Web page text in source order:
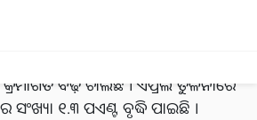
ଙ୍କ ଦରମା
ବୋଲି କୁହାଯାଇଛି।
ବଢ଼ି ଚାଲିଛି । ଏପ୍ରିଲ ତୁଳନାରେ
ସଂଖ୍ୟା ୧.୩ ପଏଣ୍ଟ ବୃଦ୍ଧି ପାଇଛି ।